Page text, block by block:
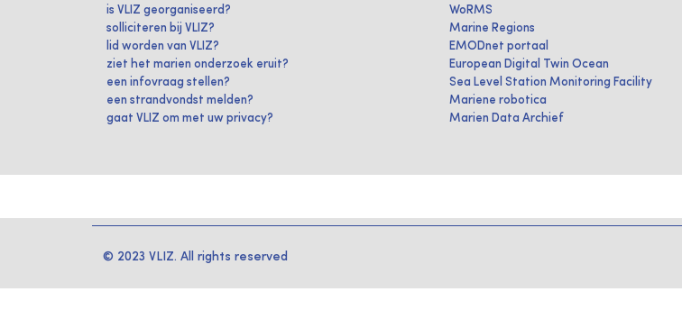
is VLIZ georganiseerd?
solliciteren bij VLIZ?
lid worden van VLIZ?
ziet het marien onderzoek eruit?
een infovraag stellen?
een strandvondst melden?
gaat VLIZ om met uw privacy?
WoRMS
Marine Regions
EMODnet portaal
European Digital Twin Ocean
Sea Level Station Monitoring Facility
Mariene robotica
Marien Data Archief
© 2023 VLIZ. All rights reserved